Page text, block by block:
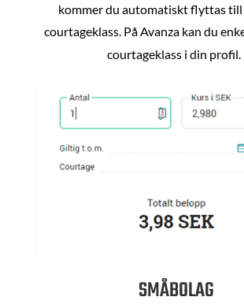
kommer du automatiskt flyttas till
courtageklass. På Avanza kan du
courtageklass i din profil.
SMÅBOLAG